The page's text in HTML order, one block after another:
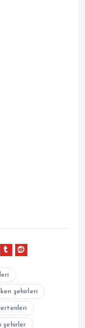
şehirleri
şehirler